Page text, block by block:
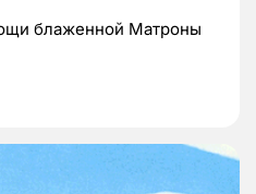
блаженной Матроны